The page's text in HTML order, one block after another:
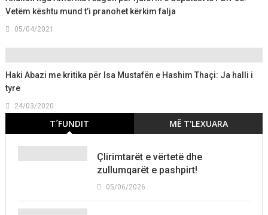
Vetëm kështu mund t’i pranohet kërkim falja
05/04/2021
Haki Abazi me kritika për Isa Mustafën e Hashim Thaçi: Ja halli i
tyre
24/03/2020
T´FUNDIT MË T'LEXUARA
Çlirimtarët e vërtetë dhe
zullumqarët e pashpirt!
05/06/2026